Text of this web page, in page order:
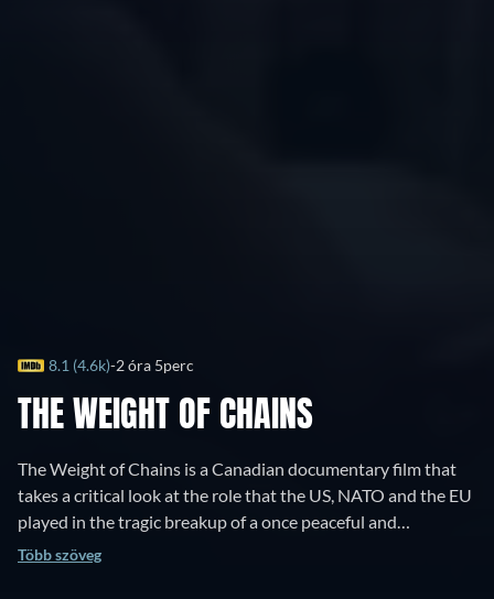
8.1 (4.6k) 2 óra 5perc
THE WEIGHT OF CHAINS
The Weight of Chains is a Canadian documentary film that
takes a critical look at the role that the US, NATO and the EU
played in the tragic breakup of a once peaceful and
prosperous European state - Yugoslavia. The film, bursting
Több szöveg